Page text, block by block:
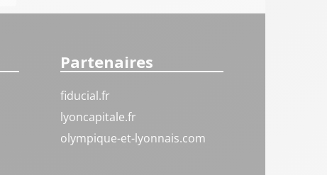
Partenaires
fiducial.fr
lyoncapitale.fr
olympique-et-lyonnais.com